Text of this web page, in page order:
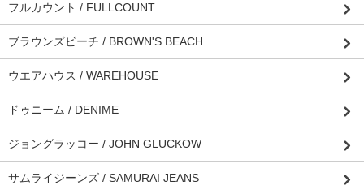
フルカウント / FULLCOUNT
ブラウンズビーチ / BROWN'S BEACH
ウエアハウス / WAREHOUSE
ドゥニーム / DENIME
ジョングラッコー / JOHN GLUCKOW
サムライジーンズ / SAMURAI JEANS